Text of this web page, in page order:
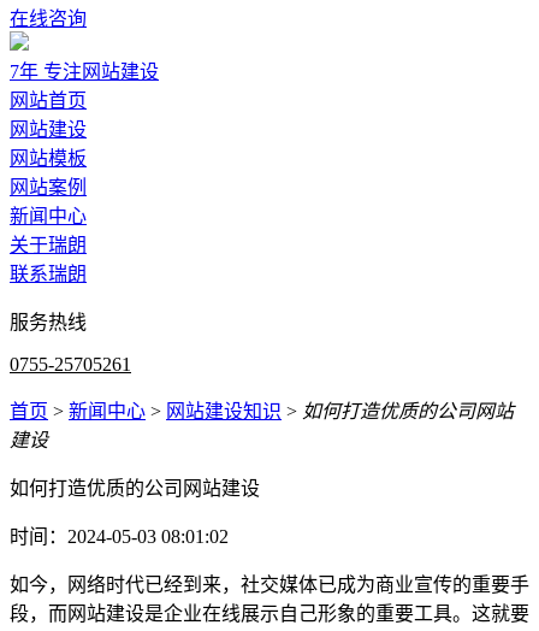
在线咨询
7年 专注网站建设
网站首页
网站建设
网站模板
网站案例
新闻中心
关于瑞朗
联系瑞朗
服务热线
0755-25705261
首页 > 新闻中心 > 网站建设知识 > 如何打造优质的公司网站
建设
如何打造优质的公司网站建设
时间：2024-05-03 08:01:02
如今，网络时代已经到来，社交媒体已成为商业宣传的重要手
段，而网站建设是企业在线展示自己形象的重要工具。这就要